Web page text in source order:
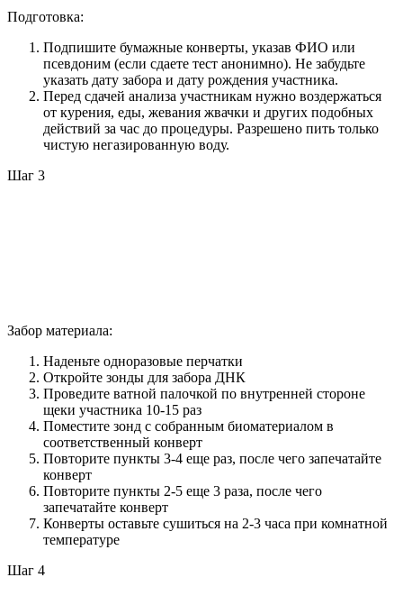
Подготовка:
Подпишите бумажные конверты, указав ФИО или
псевдоним (если сдаете тест анонимно). Не забудьте
указать дату забора и дату рождения участника.
Перед сдачей анализа участникам нужно воздержаться
от курения, еды, жевания жвачки и других подобных
действий за час до процедуры. Разрешено пить только
чистую негазированную воду.
Шаг 3
Забор материала:
Наденьте одноразовые перчатки
Откройте зонды для забора ДНК
Проведите ватной палочкой по внутренней стороне
щеки участника 10-15 раз
Поместите зонд с собранным биоматериалом в
соответственный конверт
Повторите пункты 3-4 еще раз, после чего запечатайте
конверт
Повторите пункты 2-5 еще 3 раза, после чего
запечатайте конверт
Конверты оставьте сушиться на 2-3 часа при комнатной
температуре
Шаг 4